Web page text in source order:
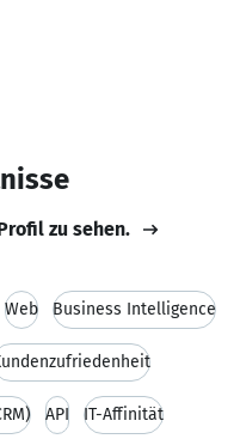
zu sehen.
Web Business Intelligence
API IT-Affinität